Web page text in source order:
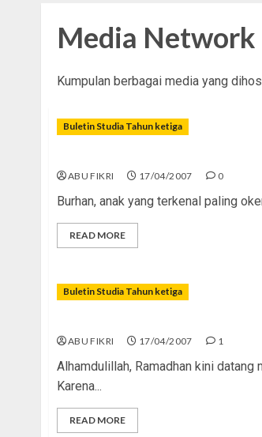
Media Network
Kumpulan berbagai media yang
Buletin Studia Tahun ketiga
ABU FIKRI 17/04/2007 0
Burhan, anak yang terkenal paling
READ MORE
Buletin Studia Tahun ketiga
ABU FIKRI 17/04/2007 1
Alhamdulillah, Ramadhan kini datang
Karena...
READ MORE